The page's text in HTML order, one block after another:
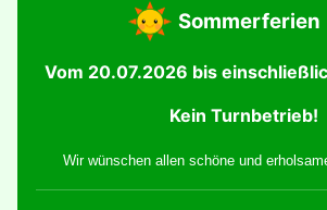
Sommerferien
Vom 20.07.2026 bis
Kein Turnbetrieb!
Wir wünschen allen schöne und